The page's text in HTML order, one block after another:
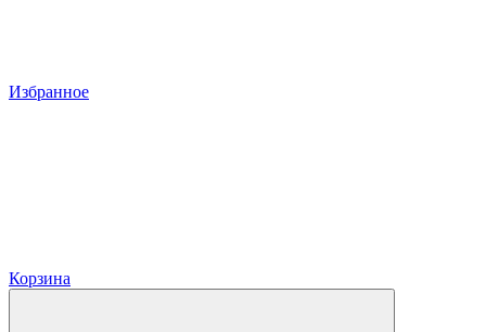
Избранное
Корзина